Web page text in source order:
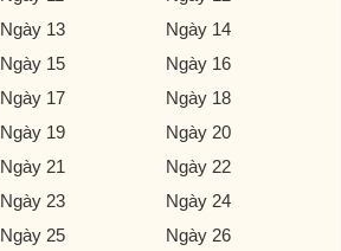
Ngày 13
Ngày 14
Ngày 15
Ngày 16
Ngày 17
Ngày 18
Ngày 19
Ngày 20
Ngày 21
Ngày 22
Ngày 23
Ngày 24
Ngày 25
Ngày 26